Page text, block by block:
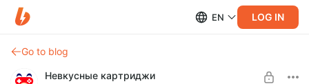
EN LOG IN
Go to blog
Невкусные картриджи